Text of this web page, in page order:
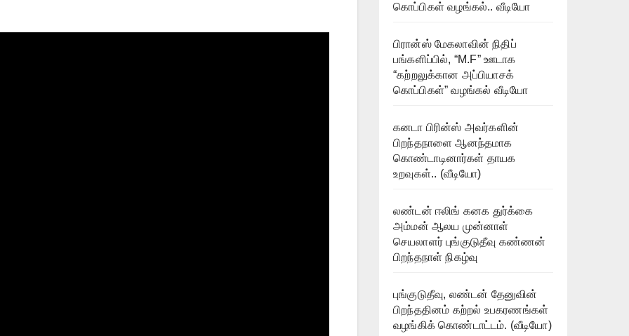
கொப்பிகள் வழங்கல்.. வீடியோ
பிரான்ஸ் மேகலாவின் நிதிப்
பங்களிப்பில், “M.F” ஊடாக
“கற்றலுக்கான அப்பியாசக்
கொப்பிகள்” வழங்கல் வீடியோ
கனடா பிரின்ஸ் அவர்களின்
பிறந்தநாளை ஆனந்தமாக
கொண்டாடினார்கள் தாயக
உறவுகள்.. (வீடியோ)
லண்டன் ஈலிங் கனக துர்க்கை
அம்மன் ஆலய முன்னாள்
செயலாளர் புங்குடுதீவு கண்ணன்
பிறந்தநாள் நிகழ்வு
புங்குடுதீவு, லண்டன் தேனுவின்
பிறந்ததினம் கற்றல் உபகரணங்கள்
வழங்கிக் கொண்டாட்டம். (வீடியோ)